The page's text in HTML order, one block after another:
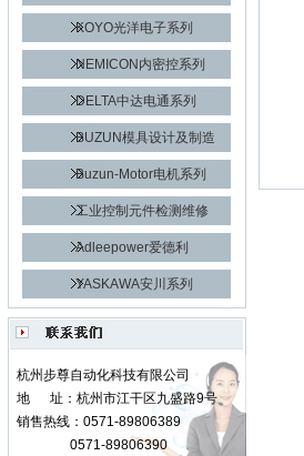
KOYO光洋电子系列
NEMICON内密控系列
DELTA中达电通系列
BUZUN模具设计及制造
Buzun-Motor电机系列
工业控制元件检测维修
Adleepower爱德利
YASKAWA安川系列
杭州步尊自动化科技有限公司
地 址：杭州市江干区九盛路9号
销售热线：0571-89806389
0571-89806390